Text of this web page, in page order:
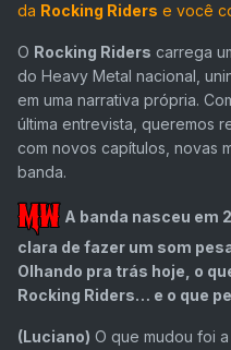
da Rocking Riders e você
O Rocking Riders carrega
do Heavy Metal nacional,
em uma narrativa própria.
última entrevista, queremos
com novos capítulos, novas
banda.
A banda nasceu em
clara de fazer um som
Olhando pra trás hoje, o
Rocking Riders… e o que
(Luciano) O que mudou foi